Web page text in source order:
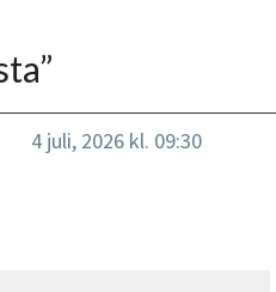
”
4 juli, 2026 kl. 09:30